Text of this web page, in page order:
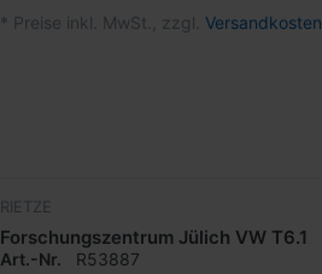
* Preise inkl. MwSt., zzgl. Versandkosten
RIETZE
Forschungszentrum Jülich VW T6.1
Art.-Nr. R53887